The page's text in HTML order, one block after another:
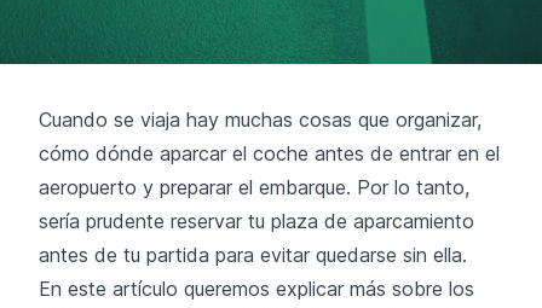
Cuando se viaja hay muchas cosas que organizar,
cómo dónde aparcar el coche antes de entrar en el
aeropuerto y preparar el embarque. Por lo tanto,
sería prudente reservar tu plaza de aparcamiento
antes de tu partida para evitar quedarse sin ella.
En este artículo queremos explicar más sobre los